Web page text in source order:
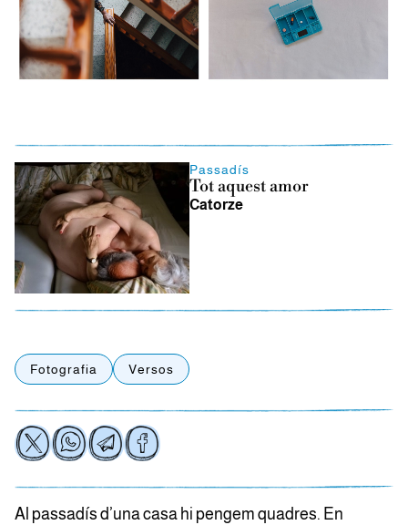
Passadís
Tot aquest amor
Catorze
Fotografia Versos
Al passadís d’una casa hi pengem quadres. En